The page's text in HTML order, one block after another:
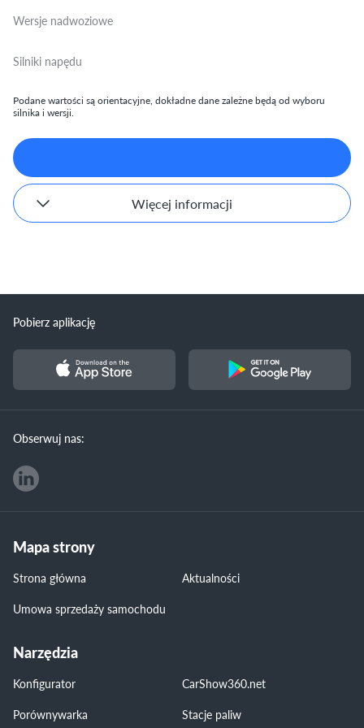
Wersje nadwoziowe
Silniki napędu
Podane wartości są orientacyjne, dokładne dane zależne będą od wyboru
silnika i wersji.
Więcej informacji
Pobierz aplikację
Obserwuj nas:
Mapa strony
Strona główna
Aktualności
Umowa sprzedaży samochodu
Narzędzia
Konfigurator
CarShow360.net
Porównywarka
Stacje paliw